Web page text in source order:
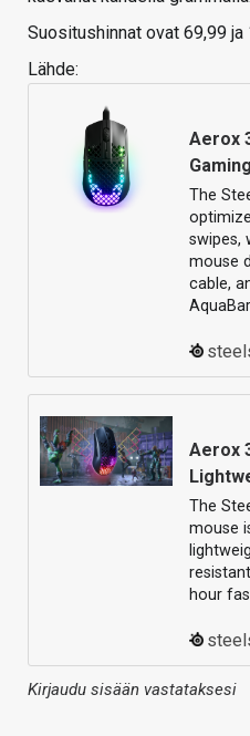
Suositushinnat ovat 69,99 ja
Lähde:
Aerox
The
swipes,
mouse
cable,
Aerox
The
mouse
hour
Kirjaudu sisään vastataksesi